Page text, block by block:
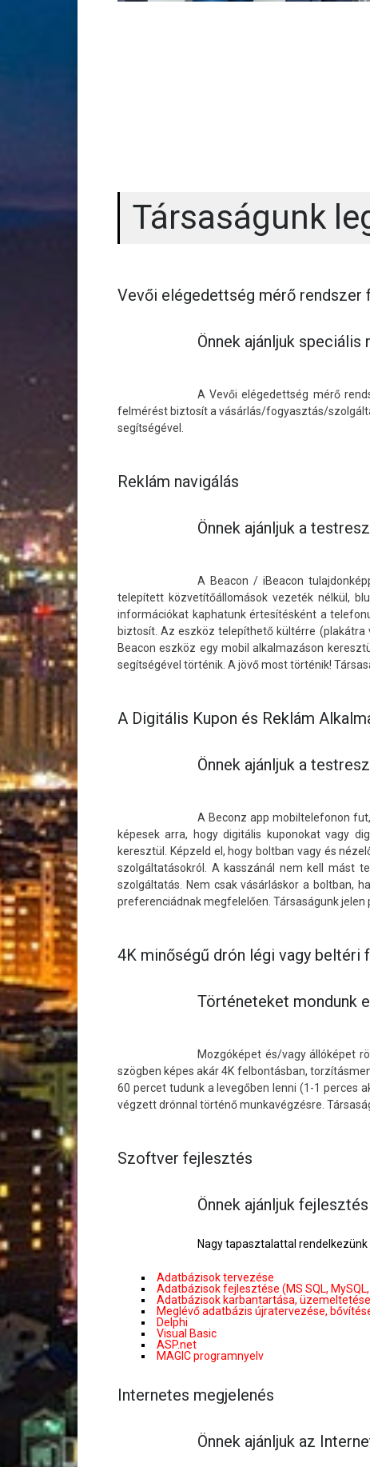
Társaságunk
Vevői elégedettség mérő rendszer
Önnek ajánljuk
A Vevői elégedettség mérő
felmérést biztosít a vásárlás/fogyasztás/
segítségével.
Reklám navigálás
Önnek ajánljuk a
A Beacon / iBeacon
telepített közvetítőállomások vezeték nélkül,
információkat kaphatunk értesítésként a
biztosít. Az eszköz telepíthető kültérre
Beacon eszköz egy mobil alkalmazáson
segítségével történik. A jövő most történik!
A Digitális Kupon és Reklám
Önnek ajánljuk a
A Beconz app mobiltelefonon
képesek arra, hogy digitális kuponokat vagy
keresztül. Képzeld el, hogy boltban vagy és
szolgáltatásokról. A kasszánál nem kell mást
szolgáltatás. Nem csak vásárláskor a boltban,
preferenciádnak megfelelően. Társaságunk
4K minőségű drón légi vagy beltéri
Történeteket mondunk
Mozgóképet és/vagy állóképet
szögben képes akár 4K felbontásban,
60 percet tudunk a levegőben lenni (1-1 perces
végzett drónnal történő munkavégzésre.
Szoftver fejlesztés
Önnek ajánljuk
Nagy tapasztalattal
Adatbázisok tervezése
Adatbázisok fejlesztése (MS SQL,
Adatbázisok karbantartása, üzemeltetése
Meglévő adatbázis újratervezése,
Delphi
Visual Basic
ASP.net
MAGIC programnyelv
Internetes megjelenés
Önnek ajánljuk az